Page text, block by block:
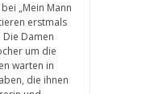
„Mein Mann
erstmals
Damen
um die
warten in
die ihnen